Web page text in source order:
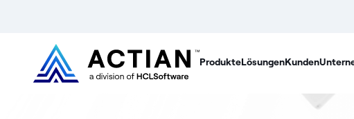
ProdukteLösungenKunden